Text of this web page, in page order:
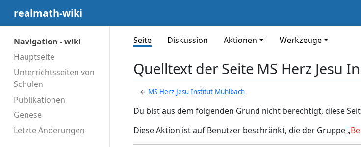
realmath-wiki
Navigation - wiki
Hauptseite
Unterrichtsseiten von
Schulen
Publikationen
Genese
Letzte Änderungen
Seite Diskussion Aktionen Werkzeuge
Quelltext der Seite MS Herz Jesu
← MS Herz Jesu Institut Mühlbach
Du bist aus dem folgenden Grund nicht berechtigt, diese
Diese Aktion ist auf Benutzer beschränkt, die der Gruppe „